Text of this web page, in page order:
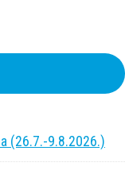
(26.7.-9.8.2026.)